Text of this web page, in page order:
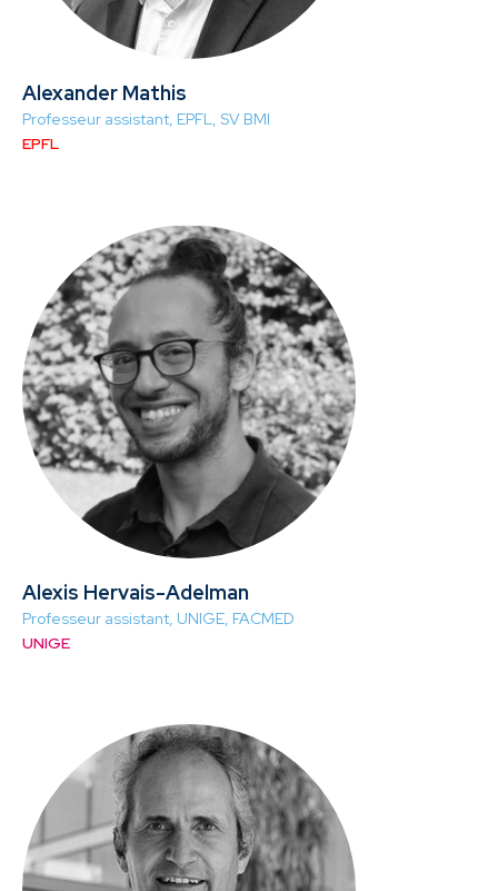
Alexander Mathis
Professeur assistant, EPFL, SV BMI
EPFL
Alexis Hervais-Adelman
Professeur assistant, UNIGE, FACMED
UNIGE